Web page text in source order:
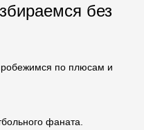
без
по плюсам и
фаната.